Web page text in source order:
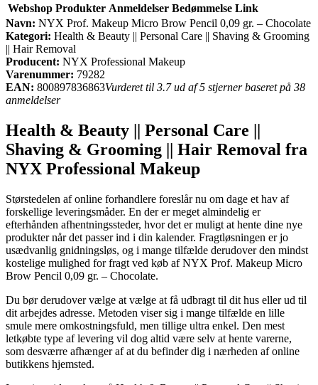
Webshop Produkter Anmeldelser Bedømmelse Link
Navn: NYX Prof. Makeup Micro Brow Pencil 0,09 gr. – Chocolate
Kategori: Health & Beauty || Personal Care || Shaving & Grooming
|| Hair Removal
Producent: NYX Professional Makeup
Varenummer: 79282
EAN: 800897836863Vurderet til 3.7 ud af 5 stjerner baseret på 38
anmeldelser
Health & Beauty || Personal Care ||
Shaving & Grooming || Hair Removal fra
NYX Professional Makeup
Størstedelen af online forhandlere foreslår nu om dage et hav af
forskellige leveringsmåder. En der er meget almindelig er
efterhånden afhentningssteder, hvor det er muligt at hente dine nye
produkter når det passer ind i din kalender. Fragtløsningen er jo
usædvanlig gnidningsløs, og i mange tilfælde derudover den mindst
kostelige mulighed for fragt ved køb af NYX Prof. Makeup Micro
Brow Pencil 0,09 gr. – Chocolate.
Du bør derudover vælge at vælge at få udbragt til dit hus eller ud til
dit arbejdes adresse. Metoden viser sig i mange tilfælde en lille
smule mere omkostningsfuld, men tillige ultra enkel. Den mest
letkøbte type af levering vil dog altid være selv at hente varerne,
som desværre afhænger af at du befinder dig i nærheden af online
butikkens hjemsted.